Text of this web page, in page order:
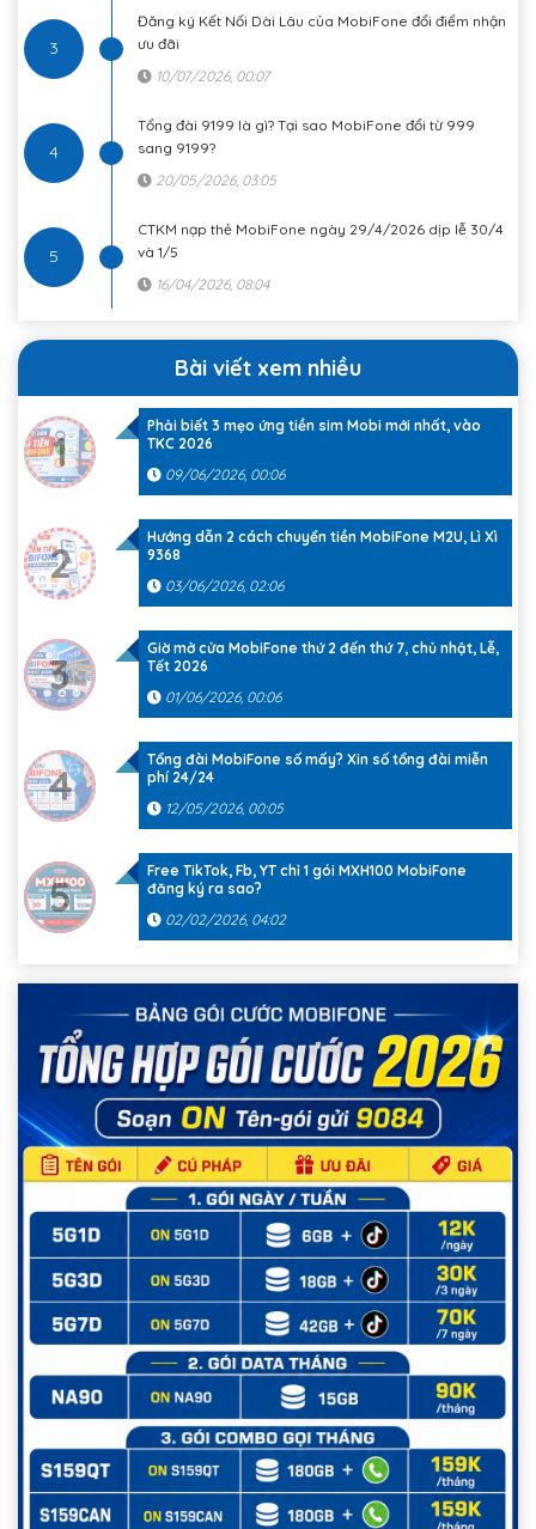
3
Đăng ký Kết Nối Dài Lâu của MobiFone đổi điểm nhận
ưu đãi
10/07/2026, 00:07
4
Tổng đài 9199 là gì? Tại sao MobiFone đổi từ 999
sang 9199?
20/05/2026, 03:05
5
CTKM nạp thẻ MobiFone ngày 29/4/2026 dịp lễ 30/4
và 1/5
16/04/2026, 08:04
Bài viết xem nhiều
1
Phải biết 3 mẹo ứng tiền sim Mobi mới nhất, vào
TKC 2026
09/06/2026, 00:06
2
Hướng dẫn 2 cách chuyển tiền MobiFone M2U, Lì Xì
9368
03/06/2026, 02:06
3
Giờ mở cửa MobiFone thứ 2 đến thứ 7, chủ nhật, Lễ,
Tết 2026
01/06/2026, 00:06
4
Tổng đài MobiFone số mấy? Xin số tổng đài miễn
phí 24/24
12/05/2026, 00:05
5
Free TikTok, Fb, YT chỉ 1 gói MXH100 MobiFone
đăng ký ra sao?
02/02/2026, 04:02